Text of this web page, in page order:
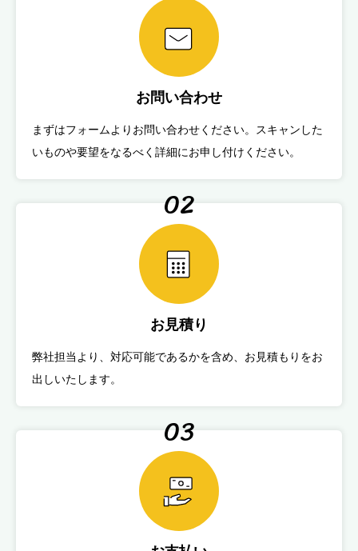
お問い合わせ
まずはフォームよりお問い合わせください。スキャンした
いものや要望をなるべく詳細にお申し付けください。
02
お見積り
弊社担当より、対応可能であるかを含め、お見積もりをお
出しいたします。
03